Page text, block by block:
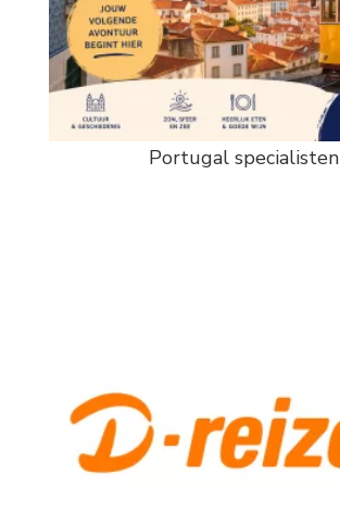
Portugal specialisten